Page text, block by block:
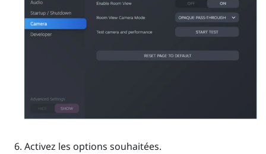
Activez les options souhaitées.